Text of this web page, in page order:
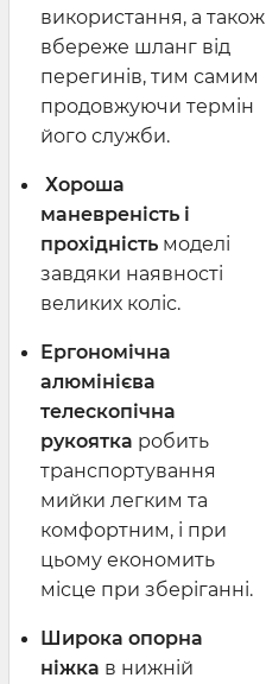
використання, а також
вбереже шланг від
перегинів, тим самим
продовжуючи термін
його служби.
Хороша
маневреність і
прохідність моделі
завдяки наявності
великих коліс.
Ергономічна
алюмінієва
телескопічна
рукоятка робить
транспортування
мийки легким та
комфортним, і при
цьому економить
місце при зберіганні.
Широка опорна
ніжка в нижній